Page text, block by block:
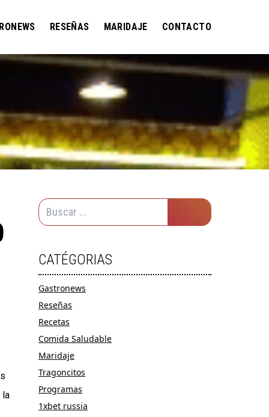
RESEÑAS MARIDAJE CONTACTO
la
CATÉGORIAS
Gastronews
Reseñas
Recetas
Comida Saludable
Maridaje
Tragoncitos
Programas
1xbet russia